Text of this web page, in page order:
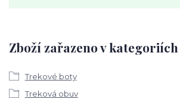
Zboží zařazeno v kategoriích
Trekové boty
Treková obuv